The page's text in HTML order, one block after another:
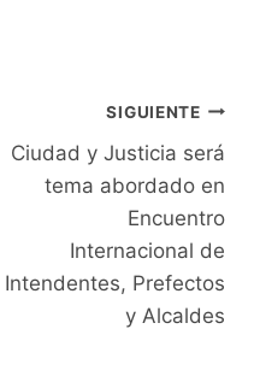
SIGUIENTE
Ciudad y Justicia será
tema abordado en
Encuentro
Internacional de
Intendentes, Prefectos
y Alcaldes